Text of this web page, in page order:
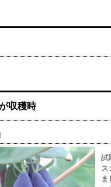
収穫時
試
ス